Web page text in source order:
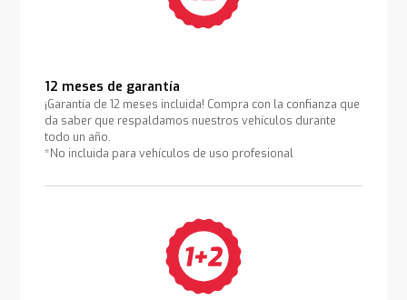
12 meses de garantía
¡Garantía de 12 meses incluida! Compra con la confianza que
da saber que respaldamos nuestros vehículos durante
todo un año.
*No incluida para vehículos de uso profesional